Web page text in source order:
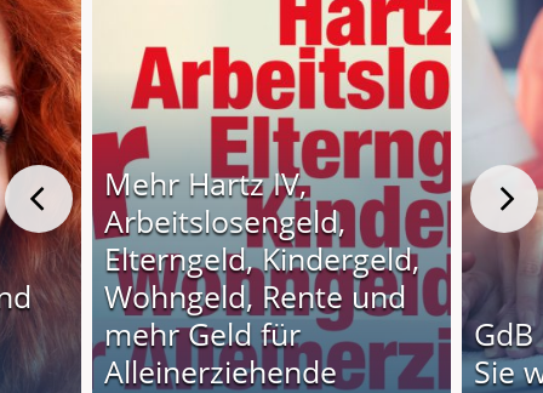
Mehr Hartz IV,
Arbeitslosengeld,
Elterngeld, Kindergeld,
Wohngeld, Rente und
mehr Geld für
Alleinerziehende
Sie